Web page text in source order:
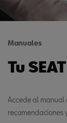
Manuales
Tu
Accede al manual
recomendaciones